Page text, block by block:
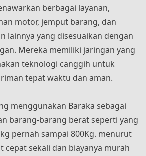
berbagai layanan,
motor, jemput barang, dan
lainnya yang disesuaikan dengan
Mereka memiliki jaringan yang
teknologi canggih untuk
tepat waktu dan aman​​​.
menggunakan Baraka sebagai
barang-barang berat seperti yang
pernah sampai 800Kg. menurut
cepat sekali dan biayanya murah